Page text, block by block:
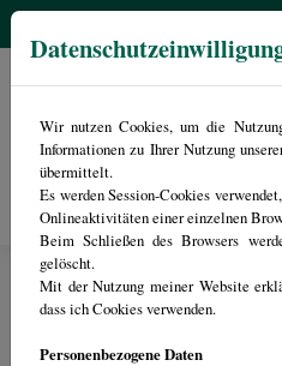
Carportkalkulator
Zimmerei Henri
Zimmerei Mai GmbH
www.holzbaushop.com
034299/77559
Wir nutzen Cookies, um die
Informationen zu Ihrer Nutzung
übermittelt.
Es werden Session-Cookies
Onlineaktivitäten einer einzelnen
Beim Schließen des Browsers
gelöscht.
Mit der Nutzung meiner Website
dass ich Cookies verwenden.
Personenbezogene Daten